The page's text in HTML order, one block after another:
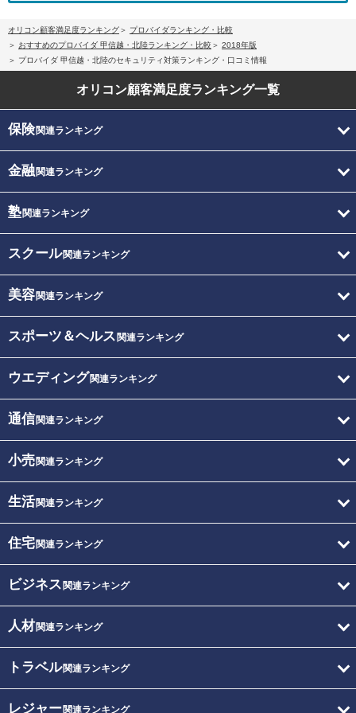
オリコン顧客満足度ランキング
プロバイダランキング・比較
おすすめのプロバイダ 甲信越・北陸ランキング・比較
2018年版
プロバイダ 甲信越・北陸のセキュリティ対策ランキング・口コミ情報
オリコン顧客満足度ランキング一覧
保険関連ランキング
金融関連ランキング
塾関連ランキング
スクール関連ランキング
美容関連ランキング
スポーツ＆ヘルス 関連ランキング
ウエディング関連ランキング
通信関連ランキング
小売関連ランキング
生活関連ランキング
住宅関連ランキング
ビジネス 関連ランキング
人材関連ランキング
トラベル関連ランキング
レジャー関連ランキング